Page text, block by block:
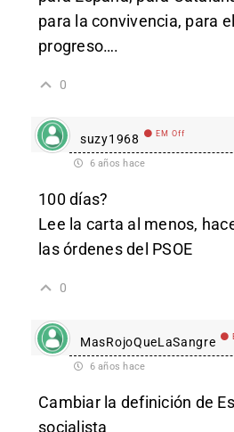
para la convivencia, para
progreso….
0
suzy1968 EM Off
6 años hace
100 días?
Lee la carta al menos,
las órdenes del PSOE
0
MasRojoQueLaSangre
6 años hace
Cambiar la definición de
socialista